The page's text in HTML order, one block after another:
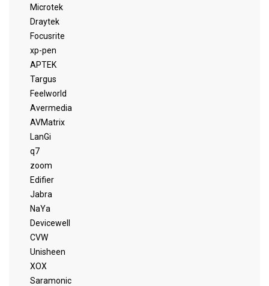
Microtek
Draytek
Focusrite
xp-pen
APTEK
Targus
Feelworld
Avermedia
AVMatrix
LanGi
q7
zoom
Edifier
Jabra
NaYa
Devicewell
CVW
Unisheen
XOX
Saramonic